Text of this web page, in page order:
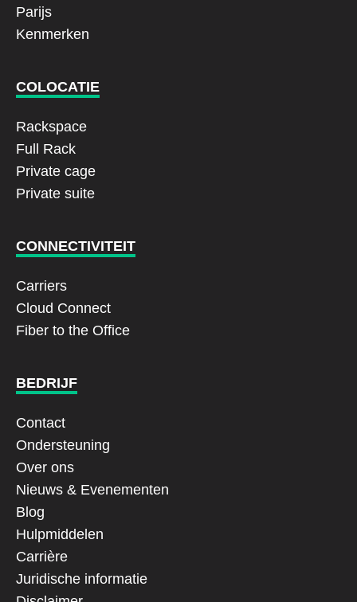
Parijs
Kenmerken
COLOCATIE
Rackspace
Full Rack
Private cage
Private suite
CONNECTIVITEIT
Carriers
Cloud Connect
Fiber to the Office
BEDRIJF
Contact
Ondersteuning
Over ons
Nieuws & Evenementen
Blog
Hulpmiddelen
Carrière
Juridische informatie